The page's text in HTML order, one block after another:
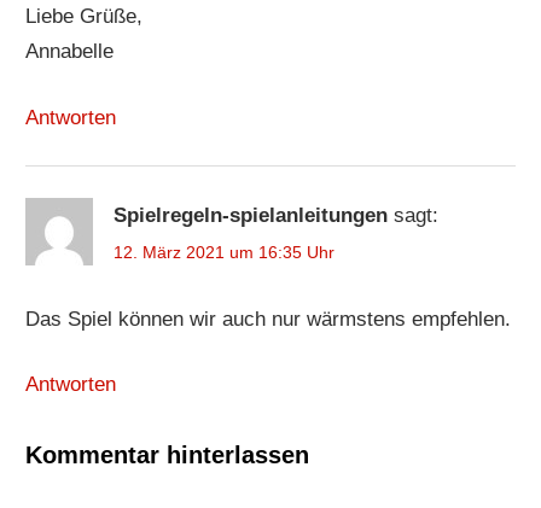
Liebe Grüße,
Annabelle
Antworten
Spielregeln-spielanleitungen sagt:
12. März 2021 um 16:35 Uhr
Das Spiel können wir auch nur wärmstens empfehlen.
Antworten
Kommentar hinterlassen